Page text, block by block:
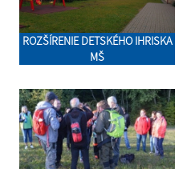
ROZŠÍRENIE DETSKÉHO IHRISKA
MŠ